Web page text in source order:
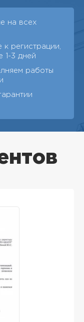
на всех
регистрации,
1-3 дней
работы